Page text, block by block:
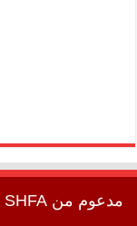
مدعوم من SHFA